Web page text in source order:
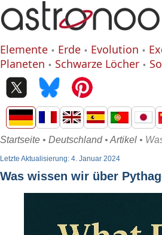
Elemente Erde Evolution
Planeten
Schwarze Löcher
Startseite • Deutschland• Artikel •
Letzte Aktualisierung: 4. Januar 2024
Was wissen wir über